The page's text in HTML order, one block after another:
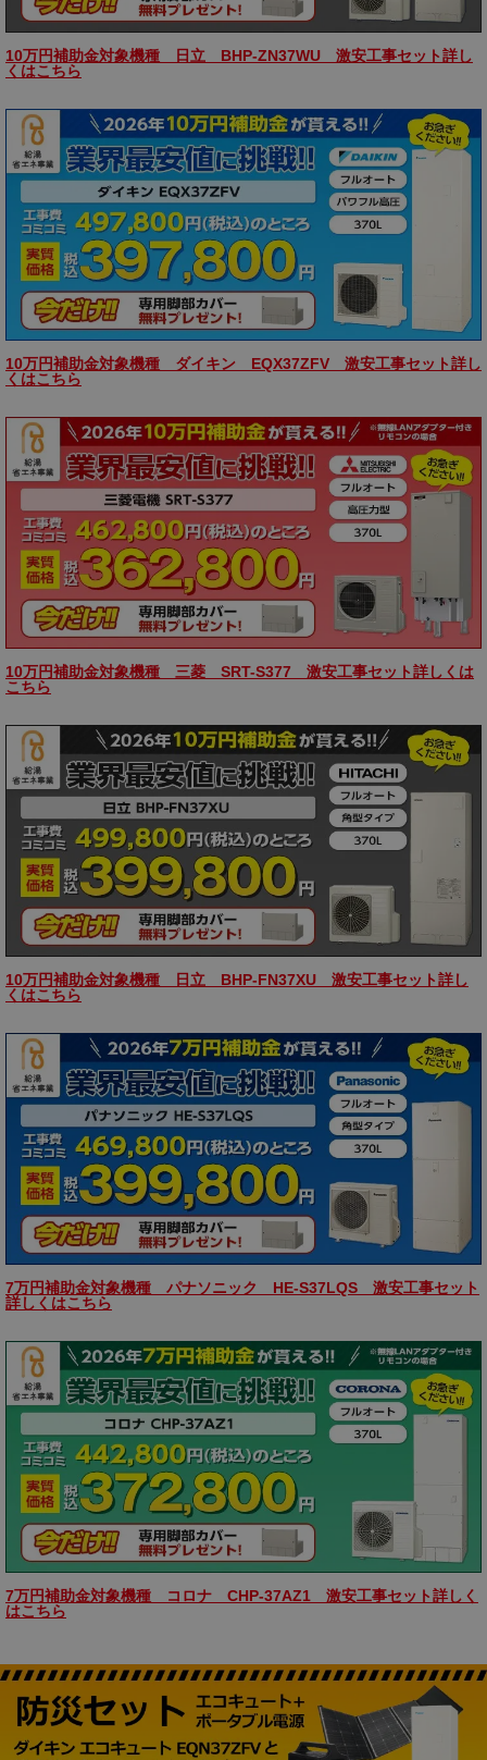
10万円補助金対象機種 日立 BHP-ZN37WU 激安工事セット詳し
くはこちら
10万円補助金対象機種 ダイキン EQX37ZFV 激安工事セット詳し
くはこちら
10万円補助金対象機種 三菱 SRT-S377 激安工事セット詳しくは
こちら
10万円補助金対象機種 日立 BHP-FN37XU 激安工事セット詳し
くはこちら
7万円補助金対象機種 パナソニック HE-S37LQS 激安工事セット
詳しくはこちら
7万円補助金対象機種 コロナ CHP-37AZ1 激安工事セット詳しく
はこちら